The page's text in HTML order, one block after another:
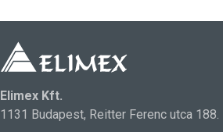
Elimex Kft.
1131 Budapest, Reitter Ferenc utca 188.